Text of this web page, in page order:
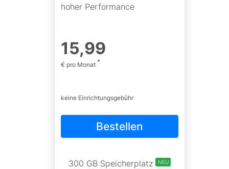
hoher Performance
15,99
€ pro Monat *
keine Einrichtungsgebühr
Bestellen
300 GB Speicherplatz NEU